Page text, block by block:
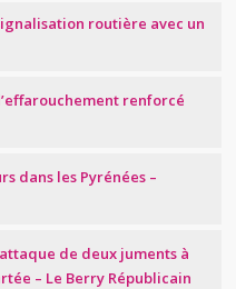
routière avec un
renforcé
dans les Pyrénées –
de deux juments à
– Le Berry Républicain